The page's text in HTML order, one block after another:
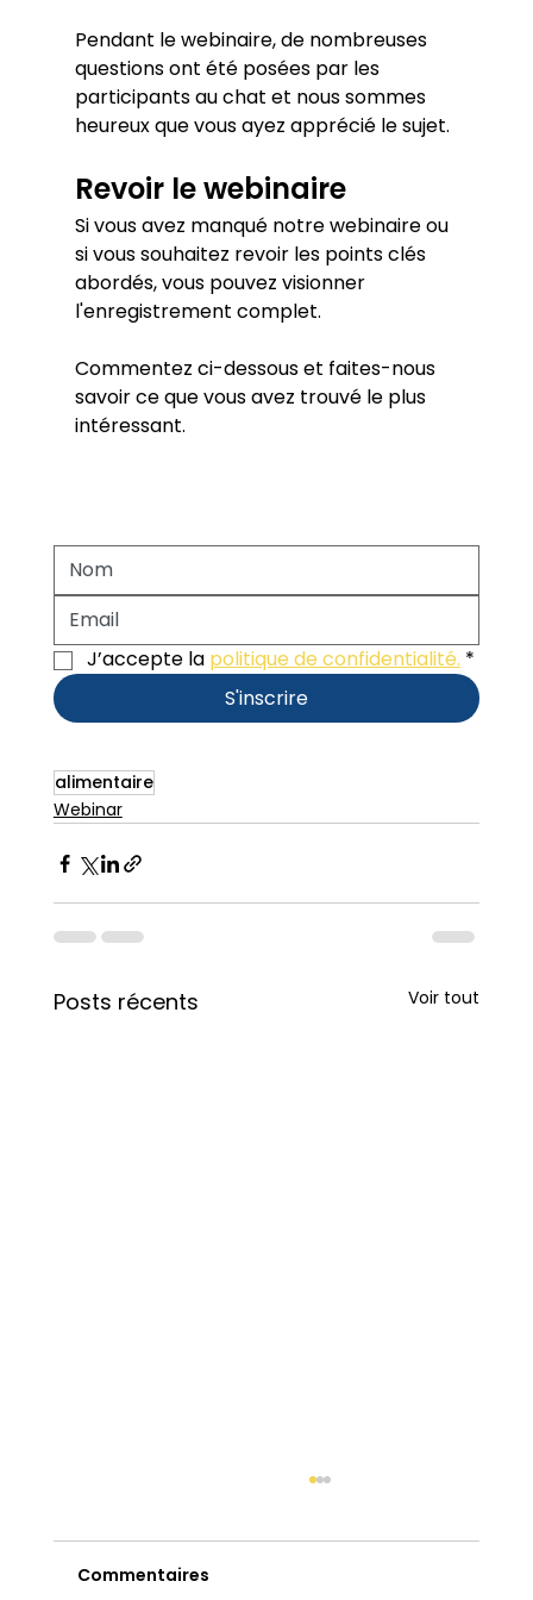
Pendant le webinaire, de nombreuses
questions ont été posées par les
participants au chat et nous sommes
heureux que vous ayez apprécié le sujet.
Revoir le webinaire
Si vous avez manqué notre webinaire ou
si vous souhaitez revoir les points clés
abordés, vous pouvez visionner
l'enregistrement complet.
Commentez ci-dessous et faites-nous
savoir ce que vous avez trouvé le plus
intéressant.
J’accepte la politique de confidentialité. *
S'inscrire
alimentaire
Webinar
Posts récents Voir tout
Commentaires